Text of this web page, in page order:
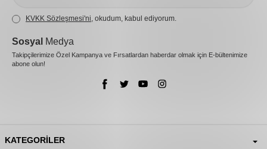
KVKK Sözleşmesi'ni , okudum, kabul ediyorum.
Sosyal Medya
Takipçilerimize Özel Kampanya ve Fırsatlardan haberdar olmak için E-bültenimize
abone olun!
KATEGORILER